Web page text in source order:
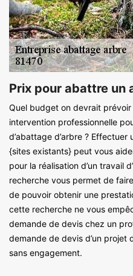
Prix pour abattre un
Quel budget on devrait
intervention professionnelle
d’abattage d’arbre ?
{sites existants} peut vous
pour la réalisation d’un travail
recherche vous permet de
de pouvoir obtenir une
cette recherche ne vous
demande de devis chez un
demande de devis d’un projet
sans engagement.